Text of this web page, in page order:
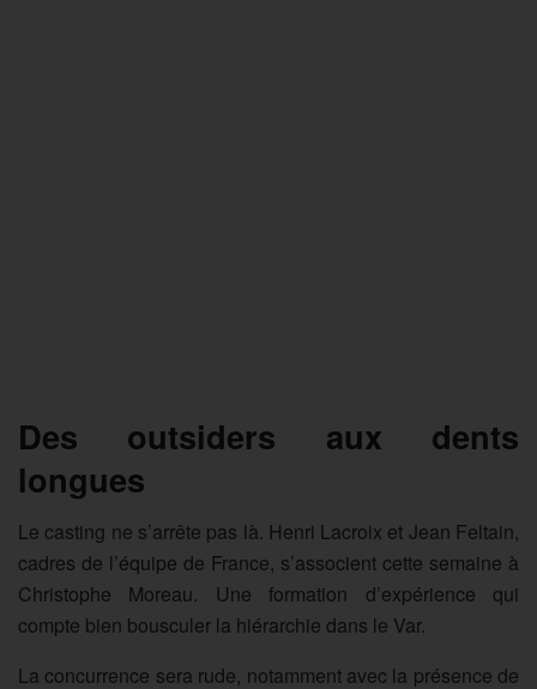
Des outsiders aux dents
longues
Le casting ne s’arrête pas là. Henri Lacroix et Jean Feltain,
cadres de l’équipe de France, s’associent cette semaine à
Christophe Moreau. Une formation d’expérience qui
compte bien bousculer la hiérarchie dans le Var.
La concurrence sera rude, notamment avec la présence de